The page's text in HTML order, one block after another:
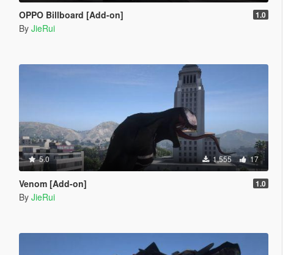
OPPO Billboard [Add-on] 1.0
By JieRui
5.0 1,555 17
Venom [Add-on] 1.0
By JieRui